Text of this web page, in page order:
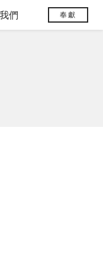
們 奉獻